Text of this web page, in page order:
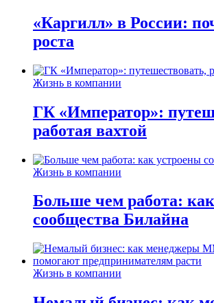
«Каргилл» в России:
роста
Жизнь в компании
ГК «Император»:
работая вахтой
Жизнь в компании
Больше чем работа:
сообщества Билайна
Жизнь в компании